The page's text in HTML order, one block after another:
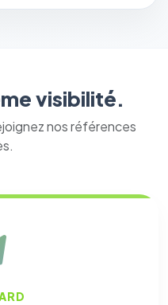
visibilité.
nos références
ACTIF
: session, sécurité,
Ils ne